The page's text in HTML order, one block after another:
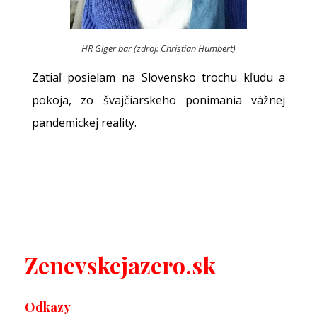
HR Giger bar (zdroj: Christian Humbert)
Zatiaľ posielam na Slovensko trochu kľudu a
pokoja, zo švajčiarskeho ponímania vážnej
pandemickej reality.
Zenevskejazero.sk
Odkazy